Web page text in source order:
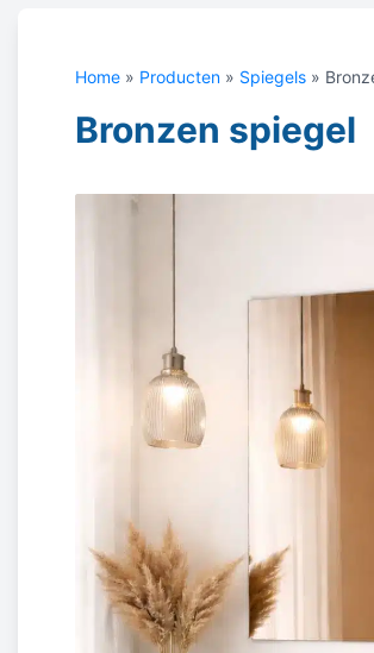
Home » Producten » Spiegels »
Bronzen spiegel